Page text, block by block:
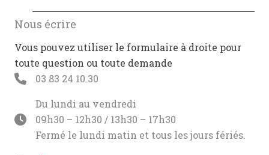
Nous écrire
Vous pouvez utiliser le formulaire à droite pour
toute question ou toute demande
03 83 24 10 30
Du lundi au vendredi
09h30 – 12h30 / 13h30 – 17h30
Fermé le lundi matin et tous les jours fériés.